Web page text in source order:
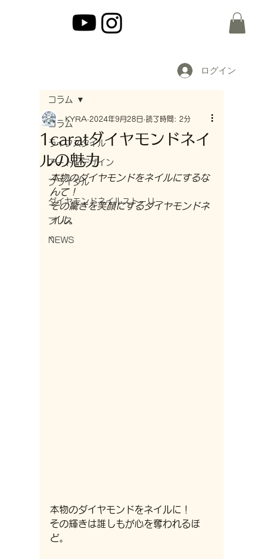
ログイン
コラム
ライフスタイル
アート・デザイン
ブライダル
ダイヤモンドネイルストーリー
プレス
NEWS
コラム
1caratダイヤモンドネイ
ルの魅力
KYRA 2024年9月28日 読了時間: 2分
本物のダイヤモンドをネイルにするな
んて！
その驚きを笑顔にするダイヤモンドネ
イル。
。
本物のダイヤモンドをネイルに！
その輝きは誰しもが心を奪われるほ
ど。